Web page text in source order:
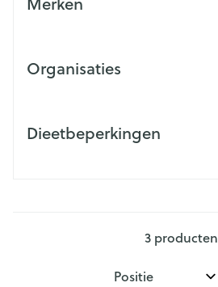
Organisaties
Dieetbeperkingen
3producten
Sorteer op: